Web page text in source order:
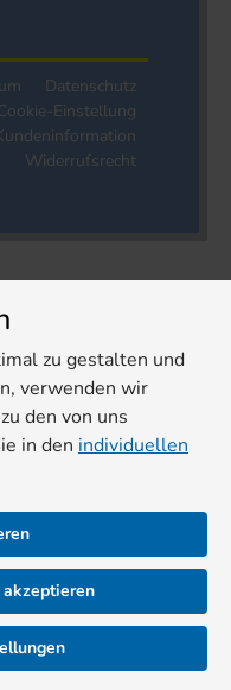
Datenschutz
Einstellung
Widerrufsrecht
zu gestalten und
verwenden wir
den von uns
in den individuellen